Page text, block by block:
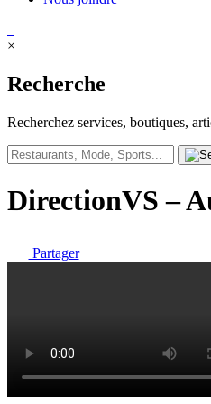
×
Recherche
Recherchez services, boutiques,
DirectionVS –
Partager